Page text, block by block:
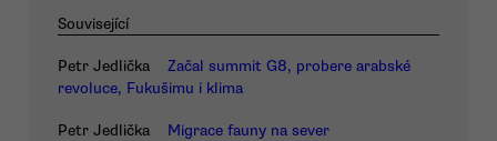
Související
Petr Jedlička
Začal summit G8, probere arabské
revoluce, Fukušimu i klima
Petr Jedlička
Migrace fauny na sever